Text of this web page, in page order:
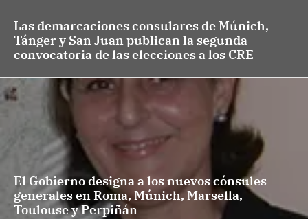
Las demarcaciones consulares de Múnich,
Tánger y San Juan publican la segunda
convocatoria de las elecciones a los CRE
El Gobierno designa a los nuevos cónsules
generales en Roma, Múnich, Marsella,
Toulouse y Perpiñán